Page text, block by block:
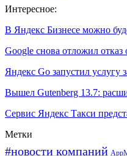
Интересное:
В Яндекс Бизнесе можно
Google снова отложил
Яндекс Go запустил услугу
Вышел Gutenberg 13.7:
Сервис Яндекс Такси
Метки
#новости компаний